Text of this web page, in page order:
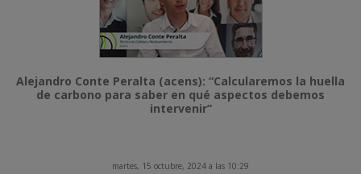
Alejandro Conte Peralta (acens): “Calcularemos la huella
de carbono para saber en qué aspectos debemos
intervenir”
martes, 15 octubre, 2024 a las 10:29